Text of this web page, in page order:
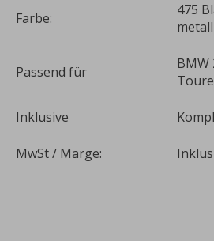
Farbe:
475
Passend für
BMW
Inklusive
MwSt / Marge: